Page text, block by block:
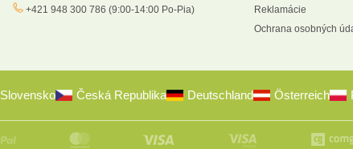
+421 948 300 786 (9:00-14:00 Po-Pia)
Reklamácie
Ochrana osobných
Slovensko Česká Republika Deutschland Österreich